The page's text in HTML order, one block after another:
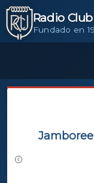
Radio
Fundado en
Jamboree